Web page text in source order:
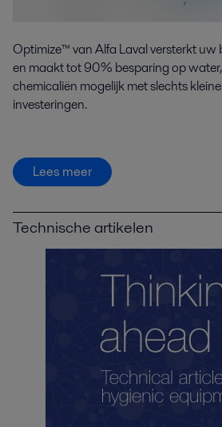
Optimize™ van Alfa Laval versterkt uw
en maakt tot 90% besparing op
chemicaliën mogelijk met slechts
investeringen.
Lees meer
Technische artikelen